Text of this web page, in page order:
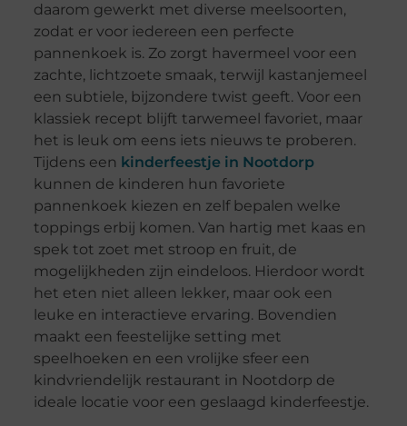
daarom gewerkt met diverse meelsoorten,
zodat er voor iedereen een perfecte
pannenkoek is. Zo zorgt havermeel voor een
zachte, lichtzoete smaak, terwijl kastanjemeel
een subtiele, bijzondere twist geeft. Voor een
klassiek recept blijft tarwemeel favoriet, maar
het is leuk om eens iets nieuws te proberen.
Tijdens een kinderfeestje in Nootdorp
kunnen de kinderen hun favoriete
pannenkoek kiezen en zelf bepalen welke
toppings erbij komen. Van hartig met kaas en
spek tot zoet met stroop en fruit, de
mogelijkheden zijn eindeloos. Hierdoor wordt
het eten niet alleen lekker, maar ook een
leuke en interactieve ervaring. Bovendien
maakt een feestelijke setting met
speelhoeken en een vrolijke sfeer een
kindvriendelijk restaurant in Nootdorp de
ideale locatie voor een geslaagd kinderfeestje.